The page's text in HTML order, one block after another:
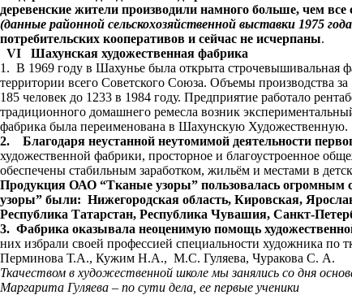
деревенские жители производили намного больше, чем
(данные районной сельскохозяйственной выставки 1975
потребительских кооперативов и сейчас не исчерпаны.
VI Шахунская художественная фабрика
1. В 1969 году в Шахунье была открыта строчевышивальная
территории всего Советского Союза. Объемы производства
185 человек до 1233 в 1984 году. Предприятие работало
традиционного домашнего ремесла возник
фабрика была переименована в Шахунскую Художественную.
2. Благодаря неустанной неутомимой деятельности
художественной фабрики, просторное и благоустроенное
обеспечены стабильным заработком, жильём и местами в
Продукция ОАО “Тканые узоры” пользовалась
узоры” были: Нижегородская область, Кировская,
Республика Татарстан, Республика Чувашия, Санкт-
3. Фабрика оказывала неоценимую помощь
них избрали своей профессией специальности художника
Перминова Т.А., Кужим Н.А., М.С. Гуляева, Чуракова С. А.
Ткачеством в художественной школе мы занялись со дня
Маргарита Гуляева – по сути дела, ее первые ученики